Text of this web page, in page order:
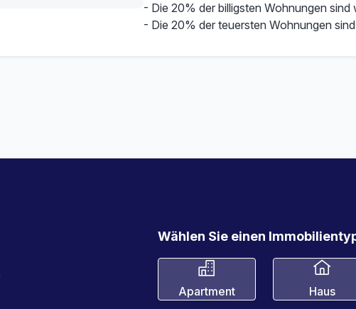
- Die 20% der billigsten Wohnungen
- Die 20% der teuersten Wohnungen
Wählen Sie einen
Apartment Haus